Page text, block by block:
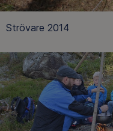
Strövare 2014